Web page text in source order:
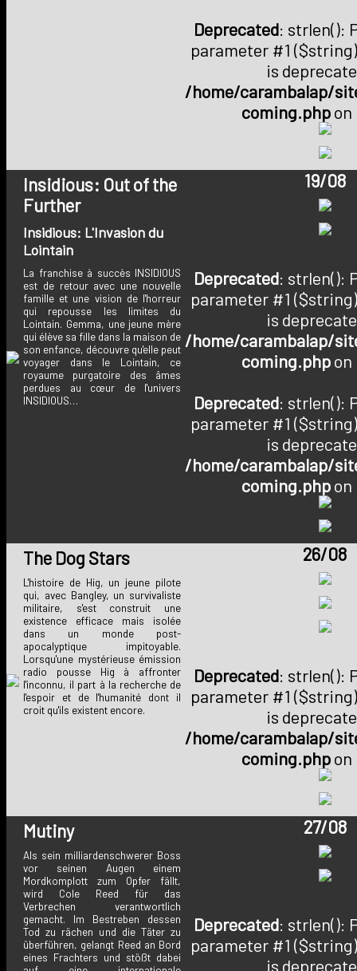
Deprecated: strlen():
parameter #1
is
/home/carambalap/
coming.php
Insidious: Out of the
Further
Insidious: L'Invasion du
Lointain
La franchise à succès INSIDIOUS
est de retour avec une nouvelle
famille et une vision de l'horreur
qui repousse les limites du
Lointain. Gemma, une jeune mère
qui élève sa fille dans la maison de
son enfance, découvre qu'elle peut
voyager dans le Lointain, ce
royaume purgatoire des âmes
perdues au cœur de l'univers
INSIDIOUS…
19/08
Deprecated: strlen():
parameter #1
is
/home/carambalap/
coming.phpon
Deprecated: strlen():
parameter #1
is
/home/carambalap/
coming.php
The Dog Stars
L'histoire de Hig, un jeune pilote
qui, avec Bangley, un survivaliste
militaire, s'est construit une
existence efficace mais isolée
dans un monde post-
apocalyptique impitoyable.
Lorsqu'une mystérieuse émission
radio pousse Hig à affronter
l'inconnu, il part à la recherche de
l'espoir et de l'humanité dont il
croit qu'ils existent encore.
26/08
Deprecated: strlen():
parameter #1
is
/home/carambalap/
coming.php
Mutiny
Als sein milliardenschwerer Boss
vor seinen Augen einem
Mordkomplott zum Opfer fällt,
wird Cole Reed für das
Verbrechen verantwortlich
gemacht. Im Bestreben dessen
Tod zu rächen und die Täter zu
überführen, gelangt Reed an Bord
eines Frachters und stößt dabei
27/08
Deprecated: strlen():
parameter #1
is